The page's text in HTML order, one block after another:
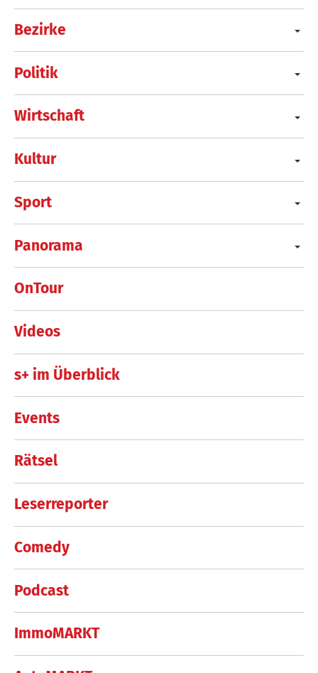
Bezirke
Politik
Wirtschaft
Kultur
Sport
Panorama
OnTour
Videos
s+ im Überblick
Events
Rätsel
Leserreporter
Comedy
Podcast
ImmoMARKT